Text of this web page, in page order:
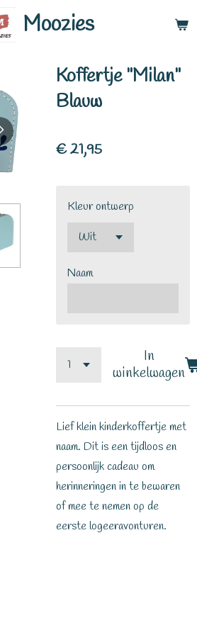
Moozies
Koffertje "Milan"
Blauw
€ 21,95
Kleur ontwerp
Naam
In
winkelwagen
Lief klein kinderkoffertje met
naam. Dit is een tijdloos en
persoonlijk cadeau om
herinneringen in te bewaren
of mee te nemen op de
eerste logeeravonturen.